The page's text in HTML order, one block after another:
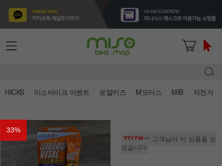
HICKS 미소바이크 이벤트 로얄키즈 M모터스 MIB 자전거
33%
3717명의 고객님이 이 상품을 보
셨습니다